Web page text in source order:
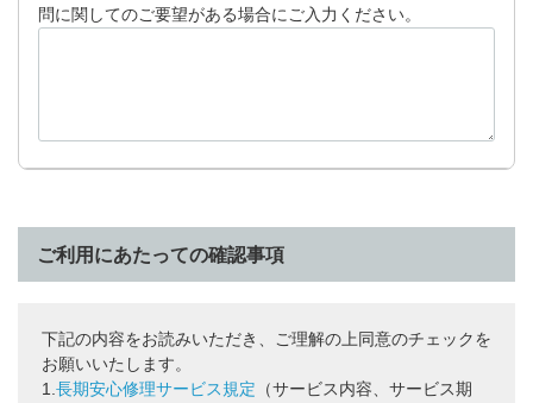
問に関してのご要望がある場合にご入力ください。
ご利用にあたっての確認事項
下記の内容をお読みいただき、ご理解の上同意のチェックを
お願いいたします。
1. 長期安心修理サービス規定 （サービス内容、サービス期